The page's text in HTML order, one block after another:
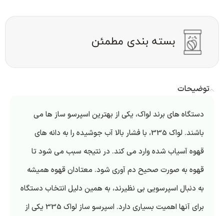
توضیحات
دستگاه های برند لواک، یکی از بهترین اسپرسو ساز ها می
باشند. لواک 335، با فشار بالا آب جوشیده را به دانه های
قهوه آسیاب شده وارد می کند. در نتیجه سبب می شود تا
قهوه به صورت صحیح دم آوری شود. معتادان قهوه همیشه
به دنبال اسپرسویی بی نظیرند، به همین دلیل انتخاب دستگاه
برای آنها اهمیت بسیاری دارد. اسپرسو ساز لواک 335 یکی از